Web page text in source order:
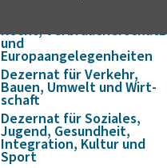
Recht, Verbraucherschutz
und
Europaangelegenheiten
Dezernat für Verkehr,
Bauen, Umwelt und Wirt­
schaft
Dezernat für Soziales,
Jugend, Gesundheit,
Integration, Kultur und
Sport